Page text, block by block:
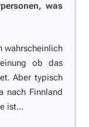
was
wahrscheinlich
ob das
Aber typisch
nach Finnland
ist...